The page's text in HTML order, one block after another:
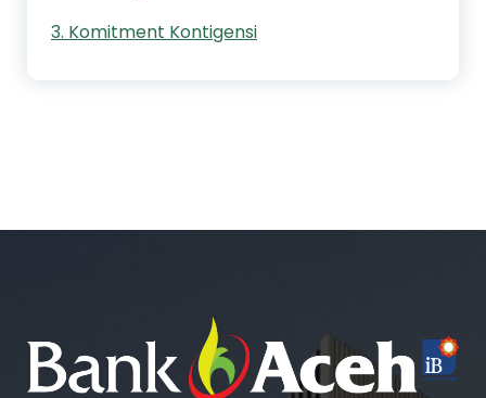
3. Komitment Kontigensi